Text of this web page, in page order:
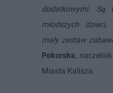
dodatkowymi. Są
młodszych
mały zestaw
Pokorska,
Miasta Kalisza.